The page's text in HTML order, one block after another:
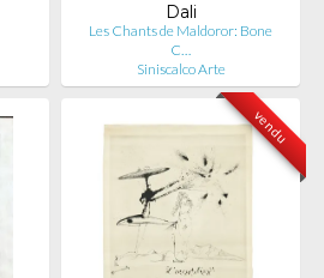
Dali
Les Chants de Maldoror: Bone
C…
Siniscalco Arte
vendu